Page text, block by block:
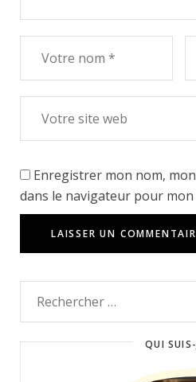
Enregistrer mon nom,
dans le navigateur pour
QUI SUIS-